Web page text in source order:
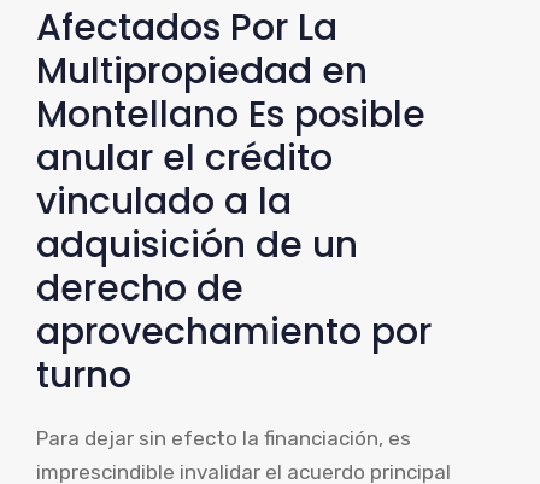
Afectados Por La
Multipropiedad en
Montellano Es posible
anular el crédito
vinculado a la
adquisición de un
derecho de
aprovechamiento por
turno
Para dejar sin efecto la financiación, es
imprescindible invalidar el acuerdo principal